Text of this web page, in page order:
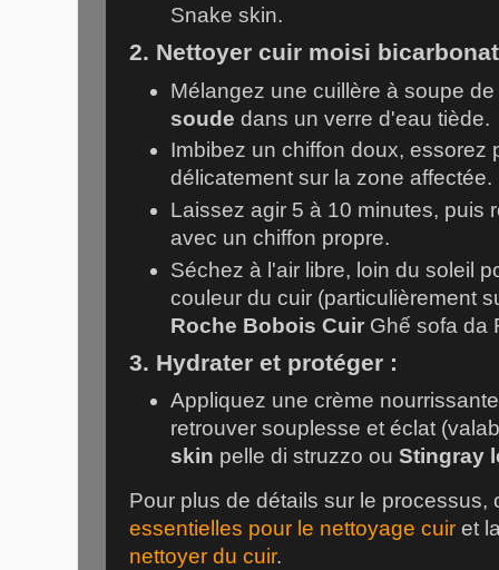
Snake skin.
2. Nettoyer cuir moisi
Mélangez une cuillère à soupe
soude dans un verre d'eau tiède.
Imbibez un chiffon doux, essorez
délicatement sur la zone affectée.
Laissez agir 5 à 10 minutes, puis
avec un chiffon propre.
Séchez à l'air libre, loin du soleil
couleur du cuir (particulièrement
Roche Bobois Cuir Ghế sofa da
3. Hydrater et protéger :
Appliquez une crème
retrouver souplesse et éclat
skin pelle di struzzo ouStingray
Pour plus de détails sur le
essentielles pour le nettoyage cuir et
nettoyer du cuir.